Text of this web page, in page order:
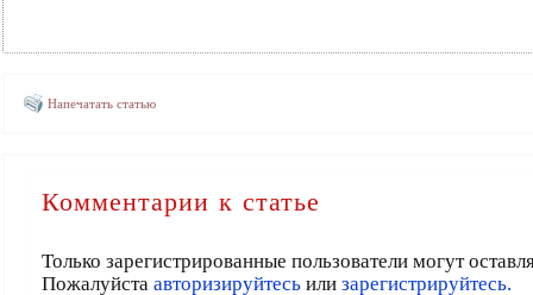
Напечатать статью
Комментарии к статье
Только зарегистрированные пользователи могут
Пожалуйста авторизируйтесьили зарегистрируйтесь.